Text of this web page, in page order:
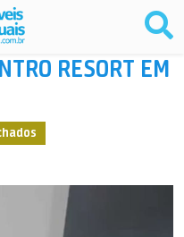
RESORT EM